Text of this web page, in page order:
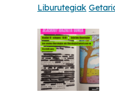
Liburutegiak